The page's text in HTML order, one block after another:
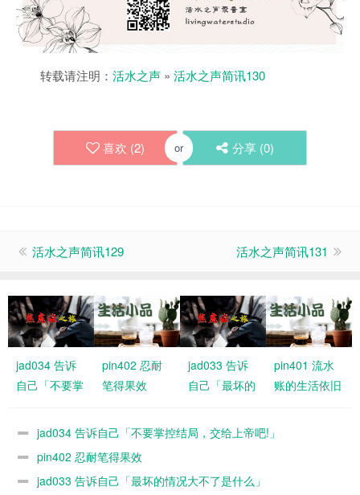
转载请注明： 活水之声 » 活水之声简讯130
喜欢 (2) or 分享 (0)
活水之声简讯129 活水之声简讯131
jad034 告诉
自己「不要掌
上帝吧!」
pin402 忍耐
笔得果效
jad033 告诉
自己「最坏的
什么」
pin401 流水
账的生活依旧
jad034 告诉自己「不要掌控结局，交给上帝吧!」
pin402 忍耐笔得果效
jad033 告诉自己「最坏的情况大不了是什么」